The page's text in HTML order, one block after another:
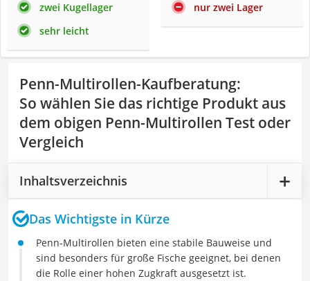
zwei Kugellager
sehr leicht
nur zwei Lager
Penn-Multirollen-Kaufberatung:
So wählen Sie das richtige Produkt aus
dem obigen Penn-Multirollen Test oder
Vergleich
Inhaltsverzeichnis
Das Wichtigste in Kürze
Penn-Multirollen bieten eine stabile Bauweise und
sind besonders für große Fische geeignet, bei denen
die Rolle einer hohen Zugkraft ausgesetzt ist.